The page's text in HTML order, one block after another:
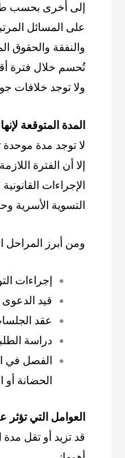
إلى أخرى بحسب
على المسائل
والنفقة والحقوق
تُحسم خلال فترة
ولا توجد خلافات
المدة المتوقعة
لا توجد مدة
إلا أن الفترة
الإجراءات
التسوية الأسرية
ومن أبرز المراحل
إجراءات
قيد
عقد
دراسة
الفصل في
الحضانة أو
العوامل التي
قد تزيد أو تقل